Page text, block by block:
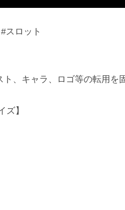
ロット
、キャラ、ロゴ等の転用を
ズ】